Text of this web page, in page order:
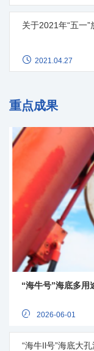
关于2021年“五一
2021.04.27
重点成果
“海牛号”海底多用
2026-06-01
“海牛Ⅱ号”海底大